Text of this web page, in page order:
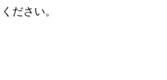
ださい。